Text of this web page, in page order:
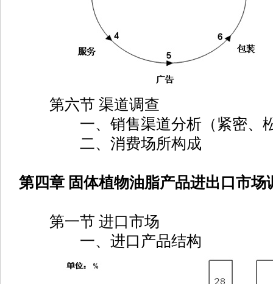
第六节 渠道调查
一、销售渠道分析（紧密、松
二、消费场所构成
第四章 固体植物油脂产品进出口市场
第一节 进口市场
一、进口产品结构